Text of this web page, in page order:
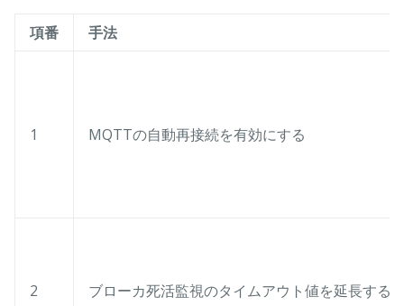
項番 手法
1 MQTTの自動再接続を有効にする
2 ブローカ死活監視のタイムアウト値を延長する